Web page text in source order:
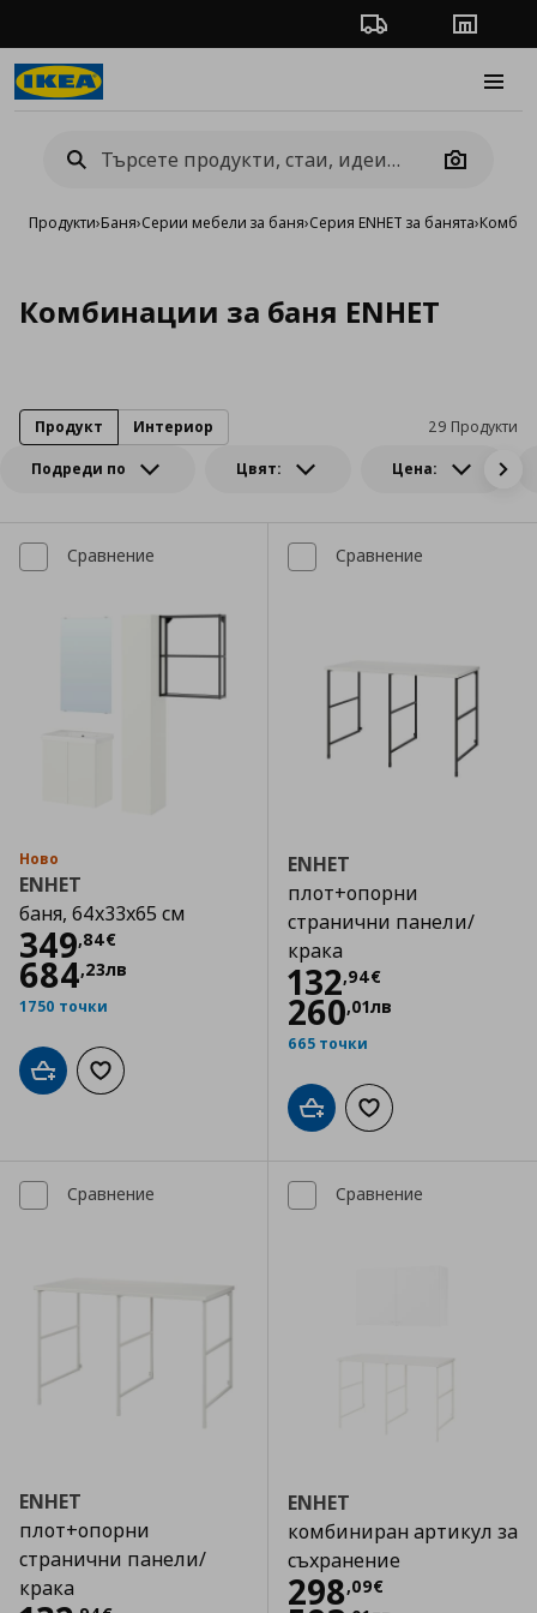
Проследяване на
Camera
Продукти›Баня›Серии мебели за баня›Серия ENHET за банята›
Комбинации за баня ENHET
Подреди по Цвят: Цена:
29 Продукти
Продукт Интериор
Сравнение
Ново
ENHET
баня, 64x33x65 см
349,84€
Цена349,84 €
684,23лв
1750 точки
Добави в кошницата
Добави към списъка с любими
Сравнение
ENHET
плот+опорни
странични панели/
крака
132,94€
Цена
260,01лв
665 точки
Добави в кошницата
Добави към
Сравнение
ENHET
плот+опорни
странични панели/
крака
Сравнение
ENHET
комбиниран артикул за
съхранение
298,09€
Цена